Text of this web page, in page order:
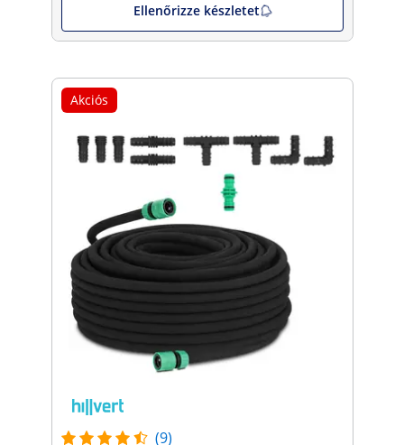
Ellenőrizze készletet
Akciós
(9)